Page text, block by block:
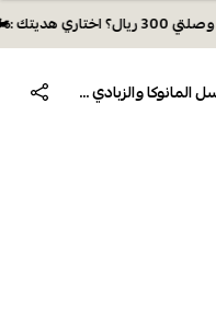
وصلتي 300 ريال؟ اختاري هديتك :🏍 شحن مجاني بكود N28 أو 💸خصم بكود EID26
بخاخ بلسم مرطب + الإصلاح بعسل المانوكا والزبادي من شيا مويستشر - 237مل